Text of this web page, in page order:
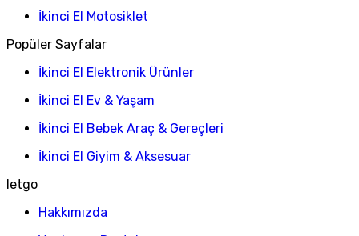
İkinci El Motosiklet
Popüler Sayfalar
İkinci El Elektronik Ürünler
İkinci El Ev & Yaşam
İkinci El Bebek Araç & Gereçleri
İkinci El Giyim & Aksesuar
letgo
Hakkımızda